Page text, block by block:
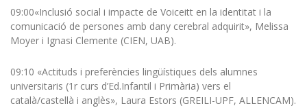
09:00«Inclusió social i impacte de Voiceitt en la identitat i la
comunicació de persones amb dany cerebral adquirit», Melissa
Moyer i Ignasi Clemente (CIEN, UAB).
09:10 «Actituds i preferències lingüístiques dels alumnes
universitaris (1r curs d’Ed.Infantil i Primària) vers el
català/castellà i anglès», Laura Estors (GREILI-UPF, ALLENCAM).